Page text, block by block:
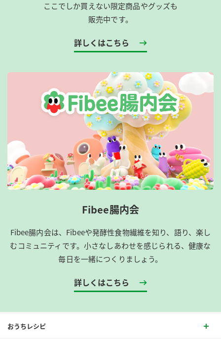
ここでしか買えない限定商品やグッズも
販売中です。
詳しくはこちら
Fibee腸内会
Fibee腸内会は、​Fibeeや発酵性食物繊維を知り、語り、楽し
むコミュニティです。​小さなしあわせを感じられる、健康な
毎日を一緒につくりましょう。
詳しくはこちら
おうちレシピ